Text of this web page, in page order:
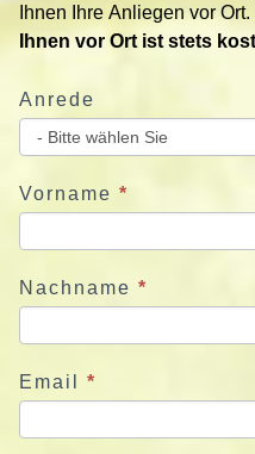
r
e
S
e
u
n
s
e
t
Ihnen Ihre Anliegen vor Ort.
Ihnen vor Ort ist stets
Anrede
Vorname *
Nachname *
Email *